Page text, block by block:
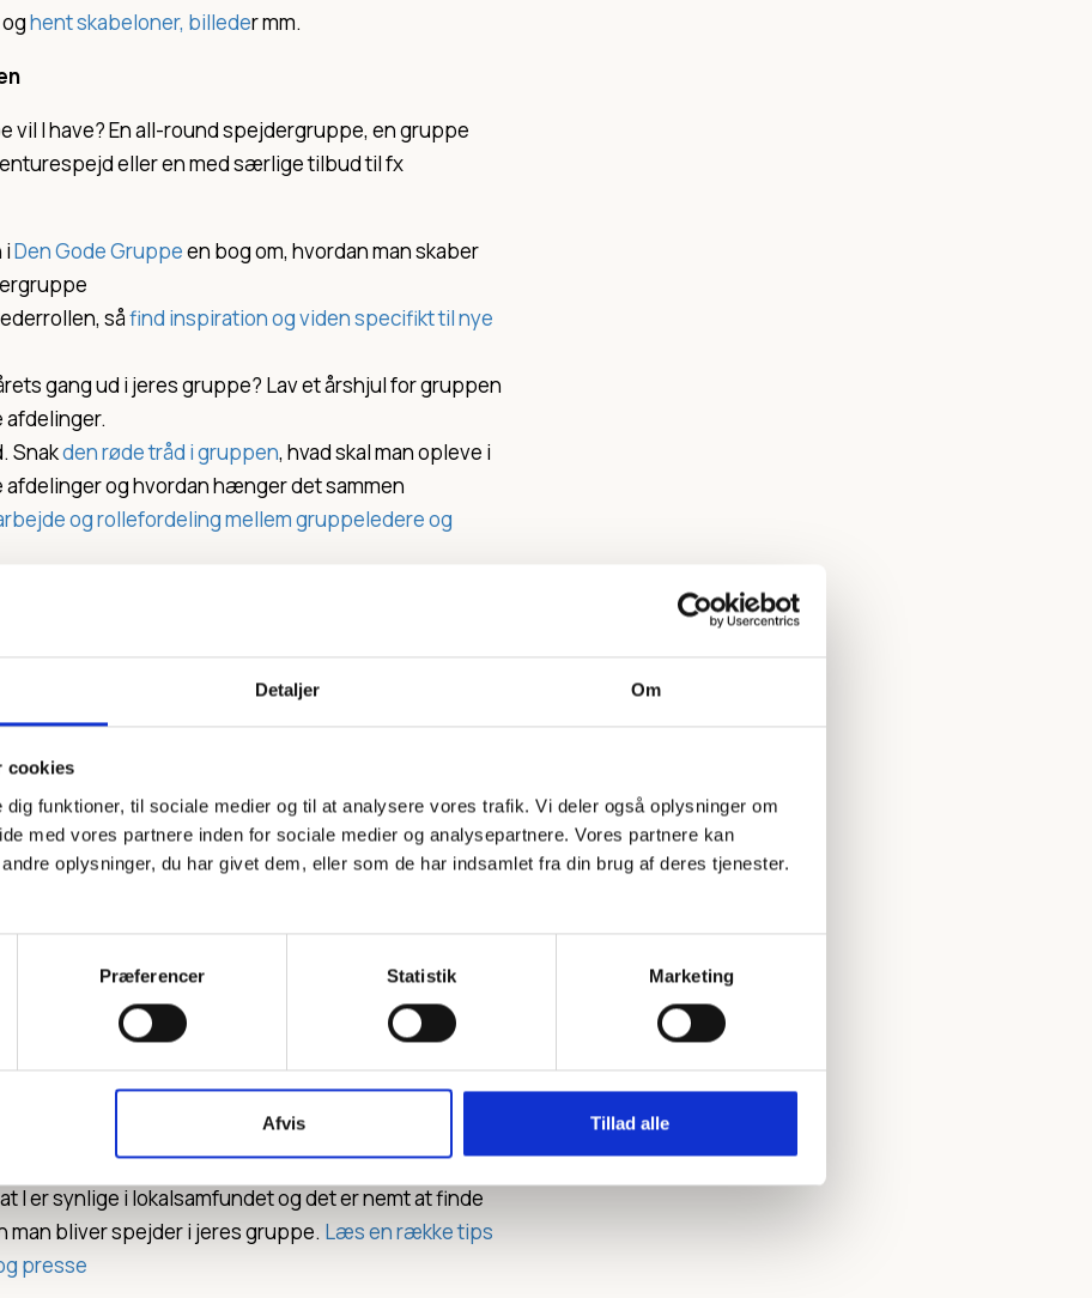
Detaljer Om
cookies
funktioner, til sociale medier og til at analysere vores trafik. Vi deler også oplysninger om
med vores partnere inden for sociale medier og analysepartnere. Vores partnere kan
oplysninger, du har givet dem, eller som de har indsamlet fra din brug af deres tjenester.
Præferencer Statistik Marketing
Afvis Tillad alle
oghent skabeloner, billeder mm.
vil I have? En all-round spejdergruppe, en gruppe
eller en med særlige tilbud til fx
iDen Gode Gruppeen bog om, hvordan man skaber
såfind inspiration og viden specifikt til nye
gang ud i jeres gruppe? Lav et årshjul for gruppen
afdelinger.
Snakden røde tråd i gruppen, hvad skal man opleve i
afdelinger og hvordan hænger det sammen
og rollefordeling mellem gruppeledere og
kan give et starttilskud til opstart jeres
lægge et budget for, hvordan økonomien hænger
drift.
af en gruppeøkonomi
gode råd om gruppens økonomi
STARTE GRUPPEN
officielt stiftet ved en stiftende generalforsamling
jer godt ind i formalia.
skal I fordele poster til både ledere og
mere ombestyrelsesarbejde her
I er synlige i lokalsamfundet og det er nemt at finde
man bliver spejder i jeres gruppe. Læs en række tips
presse